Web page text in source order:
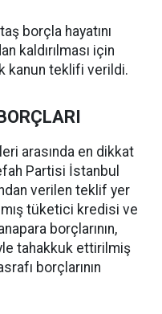
borçla hayatını
kaldırılması için
kanun teklifi verildi.
arasında en dikkat
Partisi İstanbul
verilen teklif yer
tüketici kredisi ve
borçlarının,
tahakkuk ettirilmiş
borçlarının